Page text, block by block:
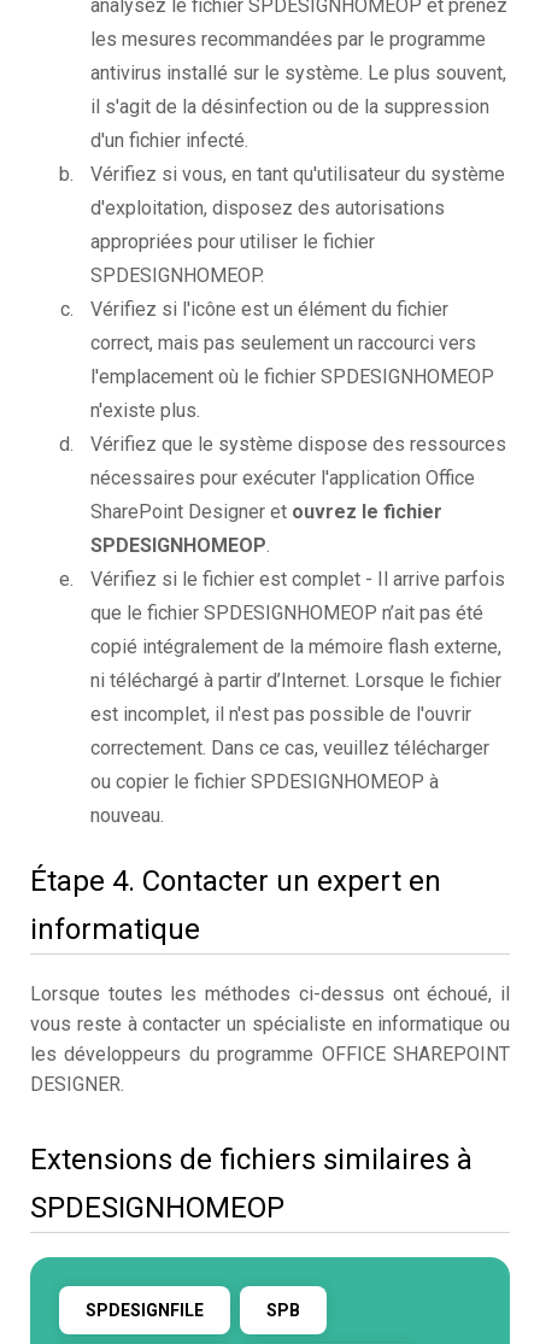
analysez le fichier SPDESIGNHOMEOP et prenez
les mesures recommandées par le programme
antivirus installé sur le système. Le plus souvent,
il s'agit de la désinfection ou de la suppression
d'un fichier infecté.
Vérifiez si vous, en tant qu'utilisateur du système
d'exploitation, disposez des autorisations
appropriées pour utiliser le fichier
SPDESIGNHOMEOP.
Vérifiez si l'icône est un élément du fichier
correct, mais pas seulement un raccourci vers
l'emplacement où le fichier SPDESIGNHOMEOP
n'existe plus.
Vérifiez que le système dispose des ressources
nécessaires pour exécuter l'application Office
SharePoint Designer et ouvrez le fichier
SPDESIGNHOMEOP.
Vérifiez si le fichier est complet - Il arrive parfois
que le fichier SPDESIGNHOMEOP n’ait pas été
copié intégralement de la mémoire flash externe,
ni téléchargé à partir d’Internet. Lorsque le fichier
est incomplet, il n'est pas possible de l'ouvrir
correctement. Dans ce cas, veuillez télécharger
ou copier le fichier SPDESIGNHOMEOP à
nouveau.
Étape 4. Contacter un expert en
informatique
Lorsque toutes les méthodes ci-dessus ont échoué, il
vous reste à contacter un spécialiste en informatique ou
les développeurs du programme OFFICE SHAREPOINT
DESIGNER.
Extensions de fichiers similaires à
SPDESIGNHOMEOP
SPDESIGNFILE SPB